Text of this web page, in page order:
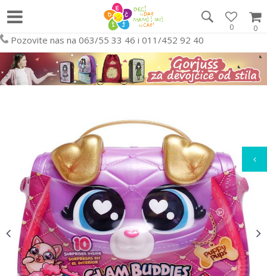
0
0
Pozovite nas na 063/55 33 46 i 011/452 92 40